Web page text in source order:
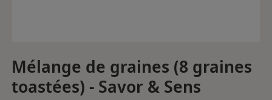
Mélange de graines (8 graines
toastées) - Savor & Sens